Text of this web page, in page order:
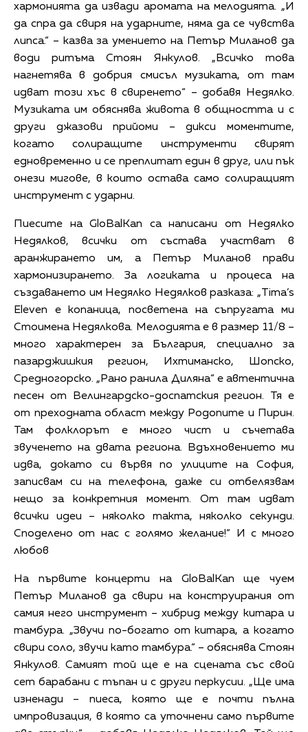
хармонията да извади аромата на мелодията. „И
да спра да свиря на ударните, няма да се чувства
липса.“ – казва за умението на Петър Миланов да
води ритъма Стоян Янкулов. „Всичко това
нагнетява в добрия смисъл музиката, от там
идват този хъс в свиренето“ – добавя Недялко.
Музиката им обяснява живота в общността и с
други джазови прийоми – дикси моментите,
когато солиращите инструменти свирят
едновременно и се преплитат един в друг, или пък
онези мигове, в които остава само солиращият
инструмент с ударни.
Пиесите на GloBalKan са написани от Недялко
Недялков, всички от състава участват в
аранжирането им, а Петър Миланов прави
хармонизирането. За логиката и процеса на
създаването им Недялко Недялков разказа: „Tima’s
Eleven е копаница, посветена на съпругата ми
Стоимена Недялкова. Мелодията е в размер 11/8 –
много характерен за България, специално за
пазарджишкия регион, Ихтиманско, Шопско,
Средногорско. „Рано ранила Диляна“ е автентична
песен от Велингардско-доспатския регион. Тя е
от преходната област между Родопите и Пирин.
Там фолклорът е много чист и съчетава
звученето на двата региона. Вдъхновението ми
идва, докато си вървя по улиците на София,
записвам си на телефона, даже си отбелязвам
нещо за конкретния момент. От там идват
всички идеи – няколко такта, няколко секунди.
Споделено от нас с голямо желание!“ И с много
любов
На първите концерти на GloBalKan ще чуем
Петър Миланов да свири на конструирания от
самия него инструмент – хибрид между китара и
тамбура. „Звучи по-богато от китара, а когато
свири соло, звучи като тамбура.“ – обяснява Стоян
Янкулов. Самият той ще е на сцената със свой
сет барабани с тъпан и с други перкусии. „Ще има
изненади – пиеса, която ще е почти пълна
импровизация, в която са уточнени само първите